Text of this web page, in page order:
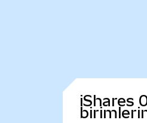
iShares